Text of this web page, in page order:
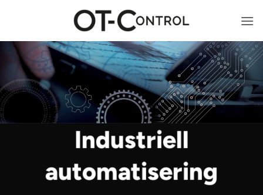
Industriell
automatisering